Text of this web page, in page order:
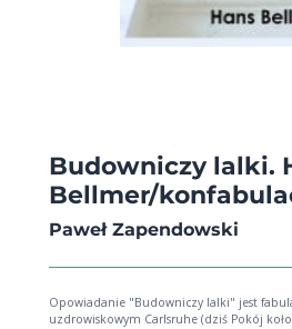
Budowniczy lalki.
Bellmer/
Paweł Zapendowski
Opowiadanie "Budowniczy lalki" jest
uzdrowiskowym Carlsruhe (dziś Pokój